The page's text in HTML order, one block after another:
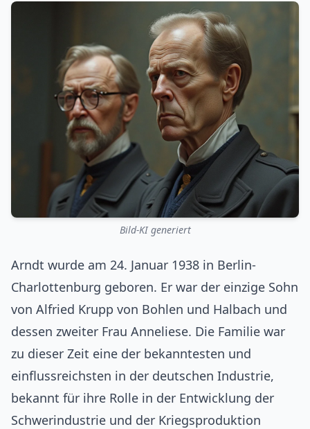
Bild-KI generiert
Arndt wurde am 24. Januar 1938 in Berlin-
Charlottenburg geboren. Er war der einzige Sohn
von Alfried Krupp von Bohlen und Halbach und
dessen zweiter Frau Anneliese. Die Familie war
zu dieser Zeit eine der bekanntesten und
einflussreichsten in der deutschen Industrie,
bekannt für ihre Rolle in der Entwicklung der
Schwerindustrie und der Kriegsproduktion